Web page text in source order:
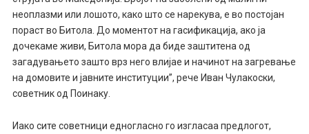
неоплазми или лошото, како што се нарекува, е во постојан
пораст во Битола. До моментот на гасификација, ако ја
дочекаме живи, Битола мора да биде заштитена од
загадувањето зашто врз него влијае и начинот на загревање
на домовите и јавните институции”, рече Иван Чулакоски,
советник од Поинаку.
Иако сите советници едногласно го изгласаа предлогот,